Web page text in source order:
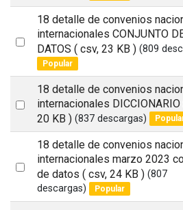
Select
item
18 detalle de convenios
internacionales CONJUNTO
DATOS ( csv, 23 KB ) (809
Popular
Select
18 detalle de convenios
internacionales DICCIONARIO
20 KB ) (837 descargas)
Select
item
18 detalle de convenios
internacionales marzo 2023
de datos ( csv, 24 KB ) (807
descargas)
Popular